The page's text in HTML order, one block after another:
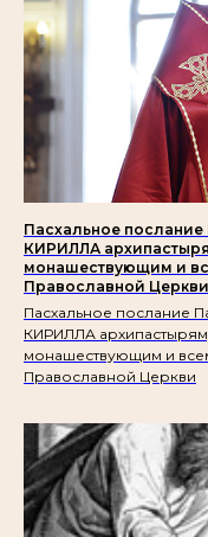
Пасхальное
КИРИЛЛА
монашествующим и
Православной Церкви
Пасхальное послание
КИРИЛЛА
монашествующим и
Православной Церкви